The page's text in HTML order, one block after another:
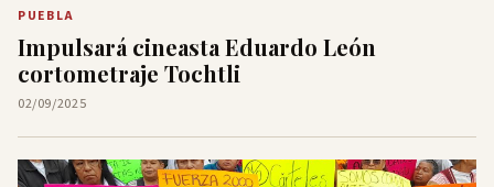
PUEBLA
Impulsará cineasta Eduardo León
cortometraje Tochtli
02/09/2025